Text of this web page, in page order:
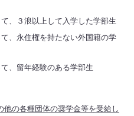
、３浪以上して入学した学部生
、永住権を持たない外国籍の学
、留年経験のある学部生
の各種団体の奨学金等を受給し